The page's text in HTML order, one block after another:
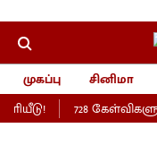
முகப்பு சினிமா
728